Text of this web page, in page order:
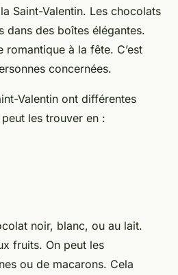
Saint-Valentin. Les chocolats
dans des boîtes élégantes.
romantique à la fête. C’est
concernées.
Valentin ont différentes
les trouver en :
noir, blanc, ou au lait.
fruits. On peut les
ou de macarons. Cela